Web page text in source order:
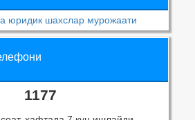
юридик шахслар мурожаати
1177